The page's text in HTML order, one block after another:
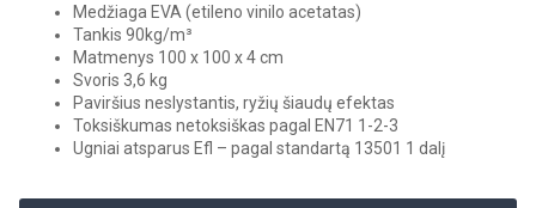
Medžiaga EVA (etileno vinilo acetatas)
Tankis 90kg/m³
Matmenys 100 x 100 x 4 cm
Svoris 3,6 kg
Paviršius neslystantis, ryžių šiaudų efektas
Toksiškumas netoksiškas pagal EN71 1-2-3
Ugniai atsparus Efl – pagal standartą 13501 1 dalį